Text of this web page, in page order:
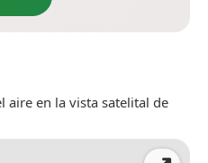
aire en la vista satelital de